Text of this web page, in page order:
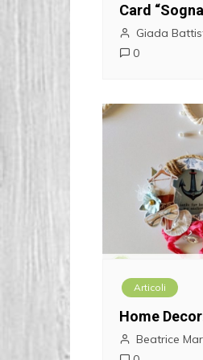
a
c
Card
Giada
0
Articoli
Home
Beatrice